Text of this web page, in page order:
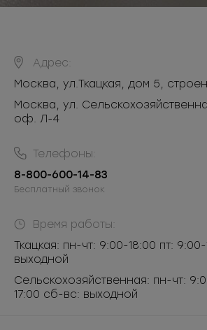
Адрес:
Москва, ул.Ткацкая, дом 5,
Москва, ул.
оф. Л-4
Телефоны:
8-800-600-14-83
Бесплатный звонок
Время работы:
Ткацкая: пн-чт: 9:00-18:00 пт:
выходной
Сельскохозяйственная: пн-чт:
17:00 сб-вс: выходной